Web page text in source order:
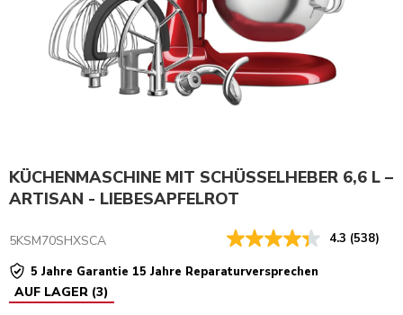
KÜCHENMASCHINE MIT SCHÜSSELHEBER 6,6 L –
ARTISAN - LIEBESAPFELROT
5KSM70SHXSCA 4.3 (538)
5 Jahre Garantie 15 Jahre Reparaturversprechen
AUF LAGER (3)